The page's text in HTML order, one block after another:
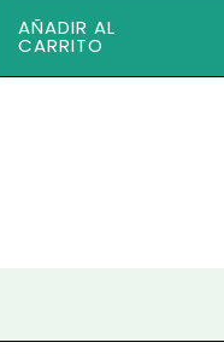
AÑADIR AL
CARRITO